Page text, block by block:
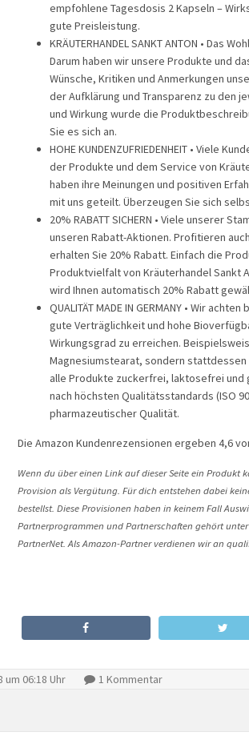
empfohlene Tagesdosis 2 Kapseln –
gute Preisleistung.
KRÄUTERHANDEL SANKT ANTON • Das
Darum haben wir unsere Produkte und
Wünsche, Kritiken und Anmerkungen
der Aufklärung und Transparenz zu den
und Wirkung wurde die
Sie es sich an.
HOHE KUNDENZUFRIEDENHEIT • Viele
der Produkte und dem Service von
haben ihre Meinungen und positiven
mit uns geteilt. Überzeugen Sie sich
20% RABATT SICHERN • Viele unserer
unseren Rabatt-Aktionen. Profitieren
erhalten Sie 20% Rabatt. Einfach die
Produktvielfalt von Kräuterhandel Sankt
wird Ihnen automatisch 20% Rabatt
QUALITÄT MADE IN GERMANY • Wir
gute Verträglichkeit und hohe
Wirkungsgrad zu erreichen.
Magnesiumstearat, sondern stattdessen
alle Produkte zuckerfrei, laktosefrei und
nach höchsten Qualitätsstandards (ISO
pharmazeutischer Qualität.
Die Amazon Kundenrezensionen ergeben 4,6
Wenn du über einen Link auf dieser Seite ein Produkt
Provision als Vergütung. Für dich entstehen dabei
bestellst. Diese Provisionen haben in keinem Fall
Partnerprogrammen und Partnerschaften gehört
PartnerNet. Als Amazon-Partner verdienen wir an
um 06:18 Uhr 1 Kommentar